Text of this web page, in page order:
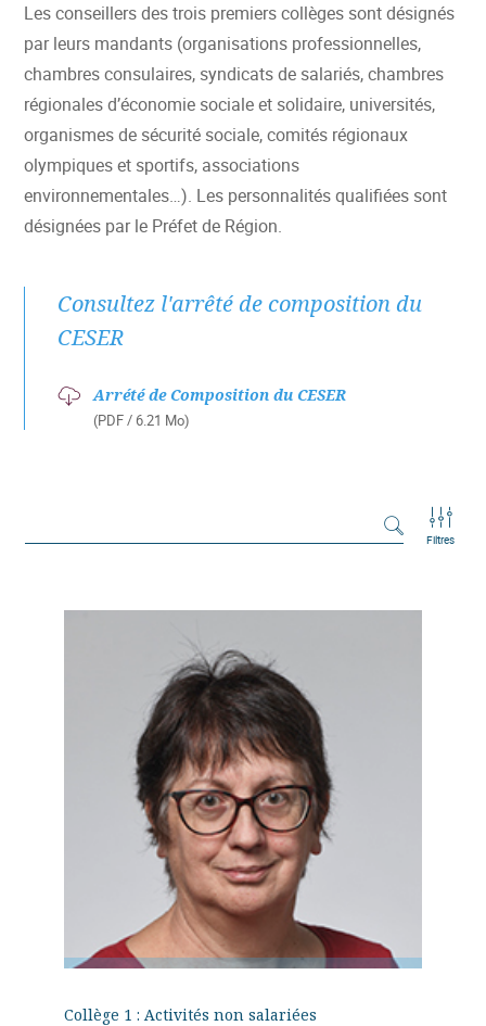
Les conseillers des trois premiers collèges sont désignés
par leurs mandants (organisations professionnelles,
chambres consulaires, syndicats de salariés, chambres
régionales d’économie sociale et solidaire, universités,
organismes de sécurité sociale, comités régionaux
olympiques et sportifs, associations
environnementales…). Les personnalités qualifiées sont
désignées par le Préfet de Région.
Consultez l'arrêté de composition du
CESER
Arrété de Composition du CESER
(PDF / 6.21 Mo)
Filtres
Collège 1 : Activités non salariées